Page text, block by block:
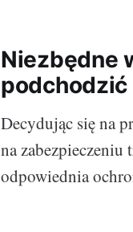
Niezbędne
Decydując się na
na zabezpieczeniu
odpowiednia